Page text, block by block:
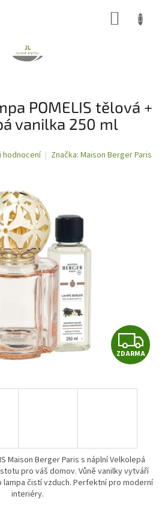
POMELIS tělová +
vanilka 250 ml
Značka: Maison Berger Paris
Z
D
A
ZDARMA
Maison Berger Paris s náplní Velkolepá
pro váš domov. Vůně vanilky vytváří
čistí vzduch. Perfektní pro moderní
interiéry.